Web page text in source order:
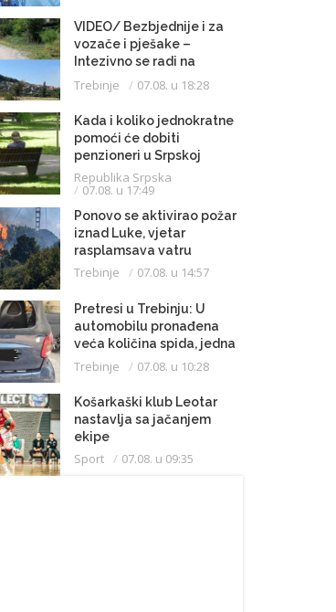
VIDEO/ Bezbjednije i za
vozače i pješake –
Intezivno se radi na
proširenju saobraćajnice
Trebinje 07.08. u 18:28
Kada i koliko jednokratne
pomoći će dobiti
penzioneri u Srpskoj
Republika Srpska
07.08. u 17:49
Ponovo se aktivirao požar
iznad Luke, vjetar
rasplamsava vatru
Trebinje 07.08. u 14:57
Pretresi u Trebinju: U
automobilu pronađena
veća količina spida, jedna
osoba uhapšena
Trebinje 07.08. u 10:28
Košarkaški klub Leotar
nastavlja sa jačanjem
ekipe
Sport 07.08. u 09:35